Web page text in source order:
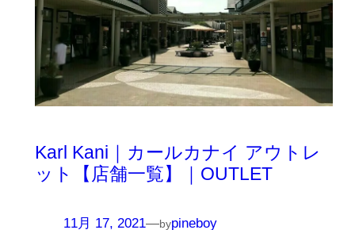
Karl Kani｜カールカナイ アウトレ
ット【店舗一覧】｜OUTLET
11月 17, 2021—bypineboy